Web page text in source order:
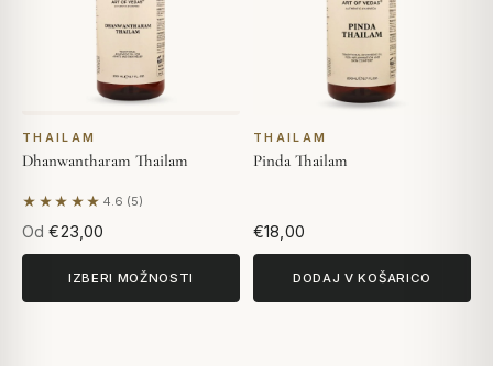
THAILAM
Dhanwantharam Thailam
★★★★★ 4.6 (5)
Na podlagi 5 mnenj
Od €23,00
IZBERI MOŽNOSTI
THAILAM
Pinda Thailam
€18,00
DODAJ V KOŠARICO